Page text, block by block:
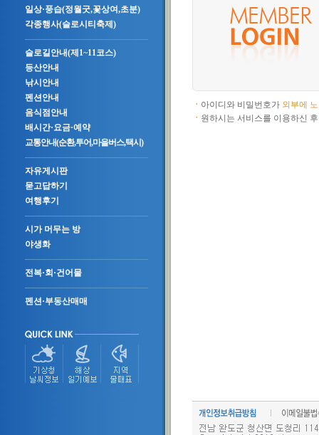
일상·풍습(정월굿,꽃상여,초분)
각종행사(슬로시티축제)
슬로길안내(제1~11코스)
등산안내
낚시안내
펜션안내
음식점안내
배시간·요금·예약
교통안내(순환,투어,마을버스,택시)
자유게시판
묻고답하기
여행후기
시가 머무는 방
야생화
전복·회·건어물
펜션·부동산매매
ㆍ 아이디와 비밀번호가 외부에
ㆍ 원하시는 서비스를 이용하신